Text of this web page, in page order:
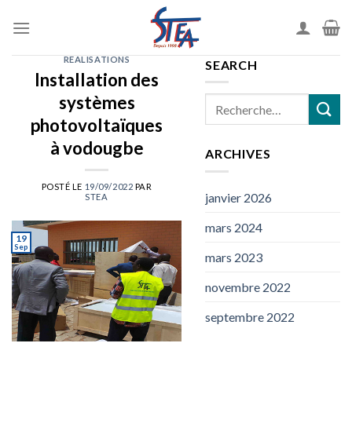
REALISATIONS
Installation des
systèmes
photovoltaïques
à vodougbe
POSTÉ LE 19/09/2022 PAR
STEA
19
Sep
SEARCH
ARCHIVES
janvier 2026
mars 2024
mars 2023
novembre 2022
septembre 2022